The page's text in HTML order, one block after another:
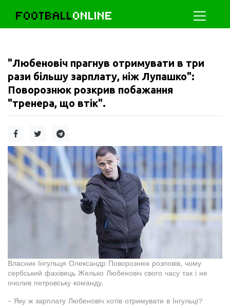
FOOTBALLONLINE
"Любеновіч прагнув отримувати в три
рази більшу зарплату, ніж Лупашко":
Поворознюк розкрив побажання
"тренера, що втік".
Власник Інгульця Олександр Поворознюк розповів, чому
сербський фахівець Желько Любеновіч свого часу так і не
очолив петровську команду.
- Яку ж зарплату Любеновіч хотів отримувати в Інгульці?